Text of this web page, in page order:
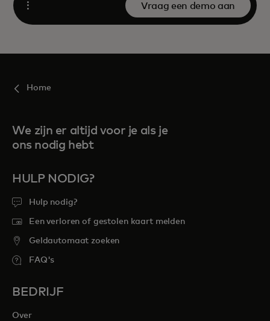
Open
Vraag een demo aan
Home
We zijn er altijd voor je als je
ons nodig hebt
HULP NODIG?
Hulp nodig?
Een verloren of gestolen kaart melden
Geldautomaat zoeken
FAQ's
BEDRIJF
Over